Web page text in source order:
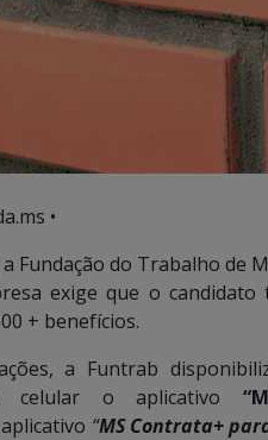
•
Fundação do Trabalho de
exige que o candidato
+ benefícios.
a Funtrab
celular o aplicativo
“MS Contrata+